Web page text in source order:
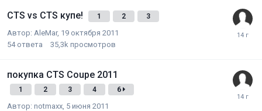
CTS vs CTS купе! 1 2 3
Автор: AleMar, 19 октября 2011
54 ответа 35,3k просмотров
покупка CTS Coupe 2011
1 2 3 4 6
Автор: notmaxx 5 июня 2011